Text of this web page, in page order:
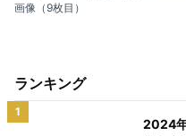
画像（9枚目）
ランキング
1
2024